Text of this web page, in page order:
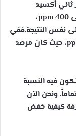
ثاني أكسيد
الكربون في العالم- قد رصد وصول النسبة إلى ppm 400،
نفس النتيجة.ففي
أيار 2016، تخطى العالم بأكمله عتبة ال 400 ppm، حيث كان مرصد
فيه النسبة
ونحن الآن
كيفية خفض